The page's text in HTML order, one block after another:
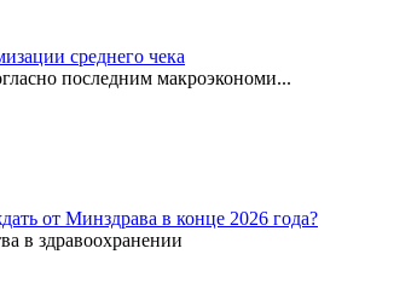
среднего чека
последним макроэкономи...
от Минздрава в конце 2026 года?
в здравоохранении